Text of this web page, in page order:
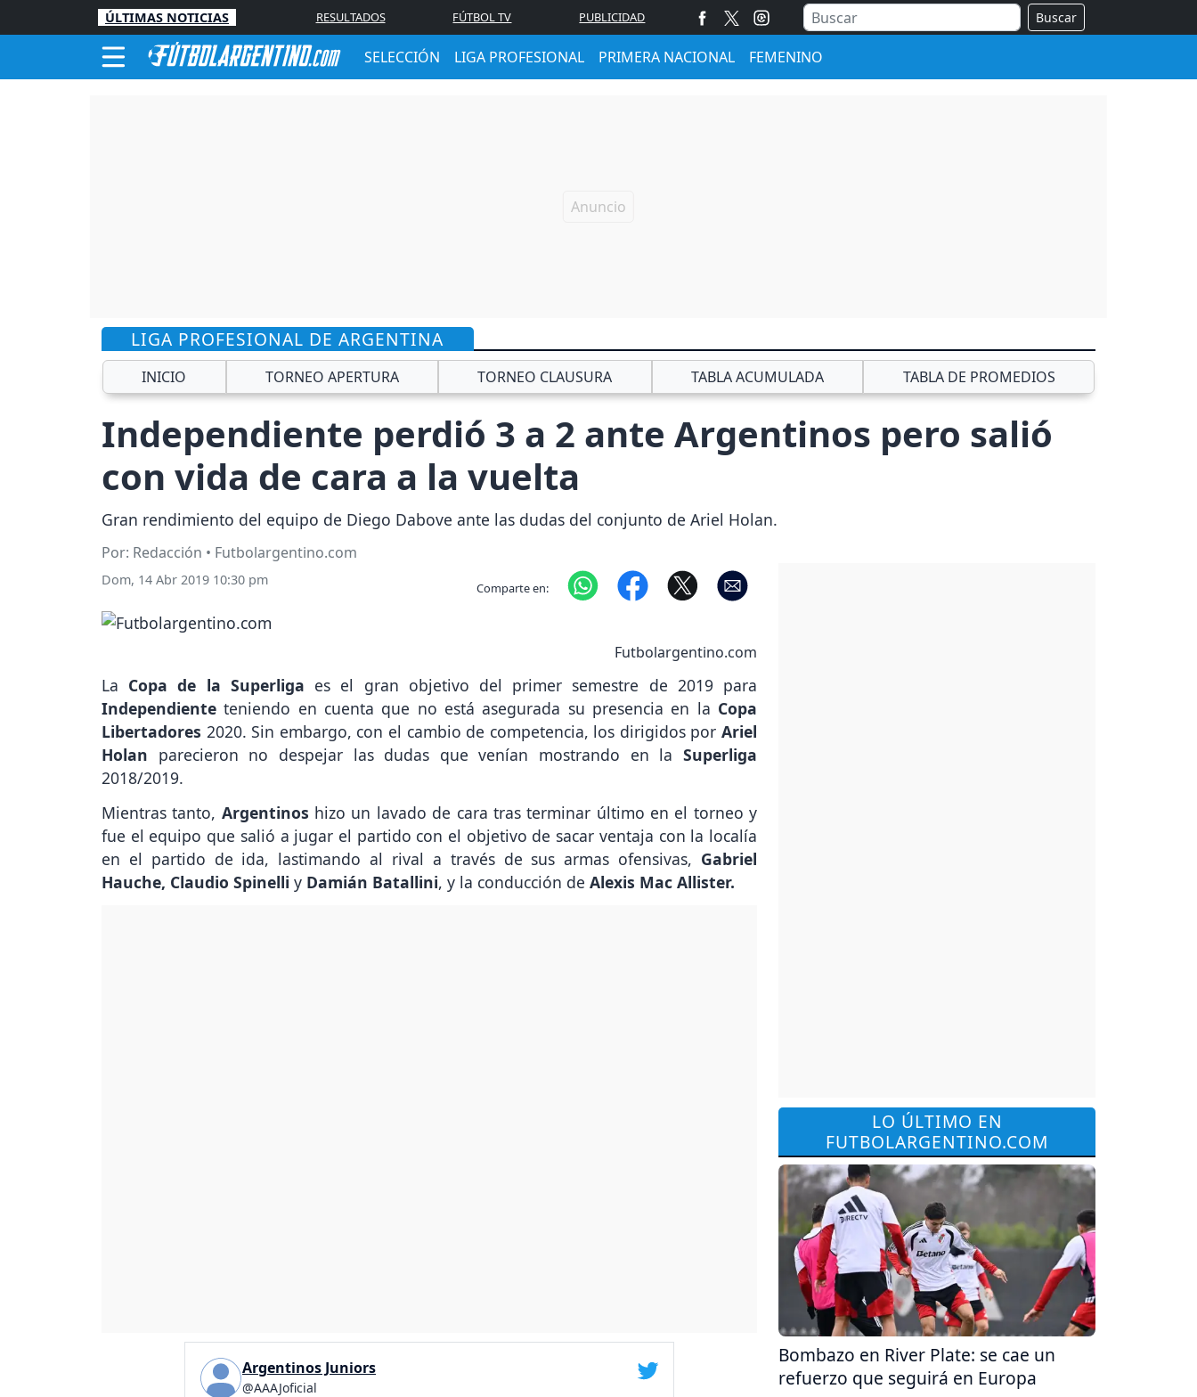
ÚLTIMAS NOTICIAS RESULTADOS FÚTBOL TV PUBLICIDAD Buscar
SELECCIÓN LIGA PROFESIONAL PRIMERA NACIONAL FEMENINO
LIGA PROFESIONAL DE ARGENTINA
INICIO TORNEO APERTURA TORNEO CLAUSURA TABLA ACUMULADA TABLA DE PROMEDIOS
Independiente perdió 3 a 2 ante Argentinos pero salió
con vida de cara a la vuelta
Gran rendimiento del equipo de Diego Dabove ante las dudas del conjunto de Ariel Holan.
Por: Redacción • Futbolargentino.com
Dom, 14 Abr 2019 10:30 pm Comparte en:
Futbolargentino.com
La Copa de la Superliga es el gran objetivo del primer semestre de 2019 para
Independienteteniendo en cuenta que no está asegurada su presencia en la Copa
Libertadores 2020. Sin embargo, con el cambio de competencia, los dirigidos porAriel
Holan parecieron no despejar las dudas que venían mostrando en la Superliga
2018/2019.
Mientras tanto, Argentinos hizo un lavado de cara tras terminar último en el torneo y
fue el equipo que salió a jugar el partido con el objetivo de sacar ventaja con la localía
en el partido de ida, lastimando al rival a través de sus armas ofensivas, Gabriel
Hauche, Claudio Spinelli y Damián Batallini, y la conducción de Alexis Mac Allister.
Argentinos Juniors
@AAAJoficial
LO ÚLTIMO EN
FUTBOLARGENTINO.COM
Bombazo en River Plate: se cae un
refuerzo que seguirá en Europa